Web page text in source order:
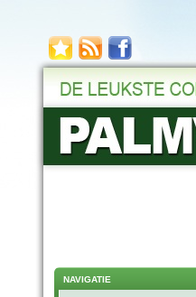
NAVIGATIE